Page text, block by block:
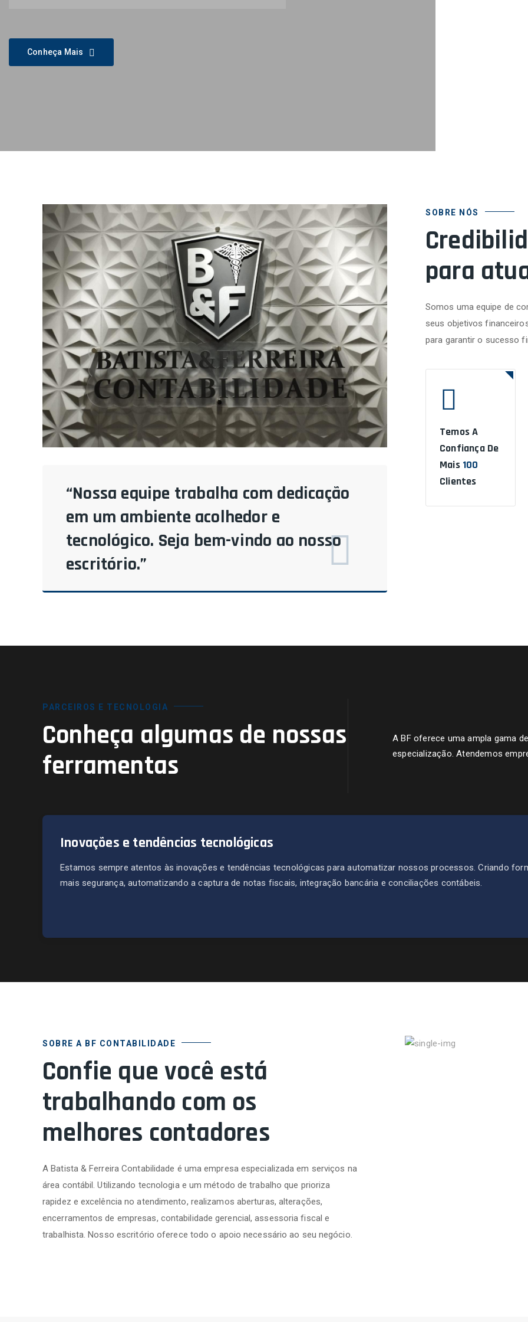
Conheça Mais
“Nossa equipe trabalha com dedicação
em um ambiente acolhedor e
tecnológico. Seja bem-vindo ao nosso
escritório.”
SOBRE NÓS
para
Somos uma equipe de
seus objetivos
para garantir o sucesso
Temos A
Confiança De
Mais 100
Clientes
PARCEIROS E TECNOLOGIA
Conheça algumas de nossas
ferramentas
A BF oferece uma ampla gama
especialização. Atendemos
Inovações e tendências tecnológicas
Estamos sempre atentos às inovações e tendências tecnológicas para automatizar nossos processos. Criando
mais segurança, automatizando a captura de notas fiscais, integração bancária e conciliações contábeis.
SOBRE A BF CONTABILIDADE
Confie que você está
trabalhando com os
melhores contadores
A Batista & Ferreira Contabilidade é uma empresa especializada em serviços na
área contábil. Utilizando tecnologia e um método de trabalho que prioriza
rapidez e excelência no atendimento, realizamos aberturas, alterações,
encerramentos de empresas, contabilidade gerencial, assessoria fiscal e
trabalhista. Nosso escritório oferece todo o apoio necessário ao seu negócio.